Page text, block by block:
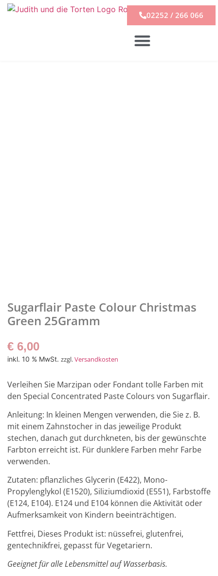
02252 / 266 066
Sugarflair Paste Colour Christmas
Green 25Gramm
€ 6,00
inkl. 10 % MwSt. zzgl.Versandkosten
Verleihen Sie Marzipan oder Fondant tolle Farben mit
den Special Concentrated Paste Colours von Sugarflair.
Anleitung: In kleinen Mengen verwenden, die Sie z. B.
mit einem Zahnstocher in das jeweilige Produkt
stechen, danach gut durchkneten, bis der gewünschte
Farbton erreicht ist. Für dunklere Farben mehr Farbe
verwenden.
Zutaten: pflanzliches Glycerin (E422), Mono-
Propylenglykol (E1520), Siliziumdioxid (E551), Farbstoffe
(E124, E104). E124 und E104 können die Aktivität oder
Aufmerksamkeit von Kindern beeinträchtigen.
Fettfrei, Dieses Produkt ist: nüssefrei, glutenfrei,
gentechnikfrei, gepasst für Vegetariern.
Geeignet für alle Lebensmittel auf Wasserbasis.